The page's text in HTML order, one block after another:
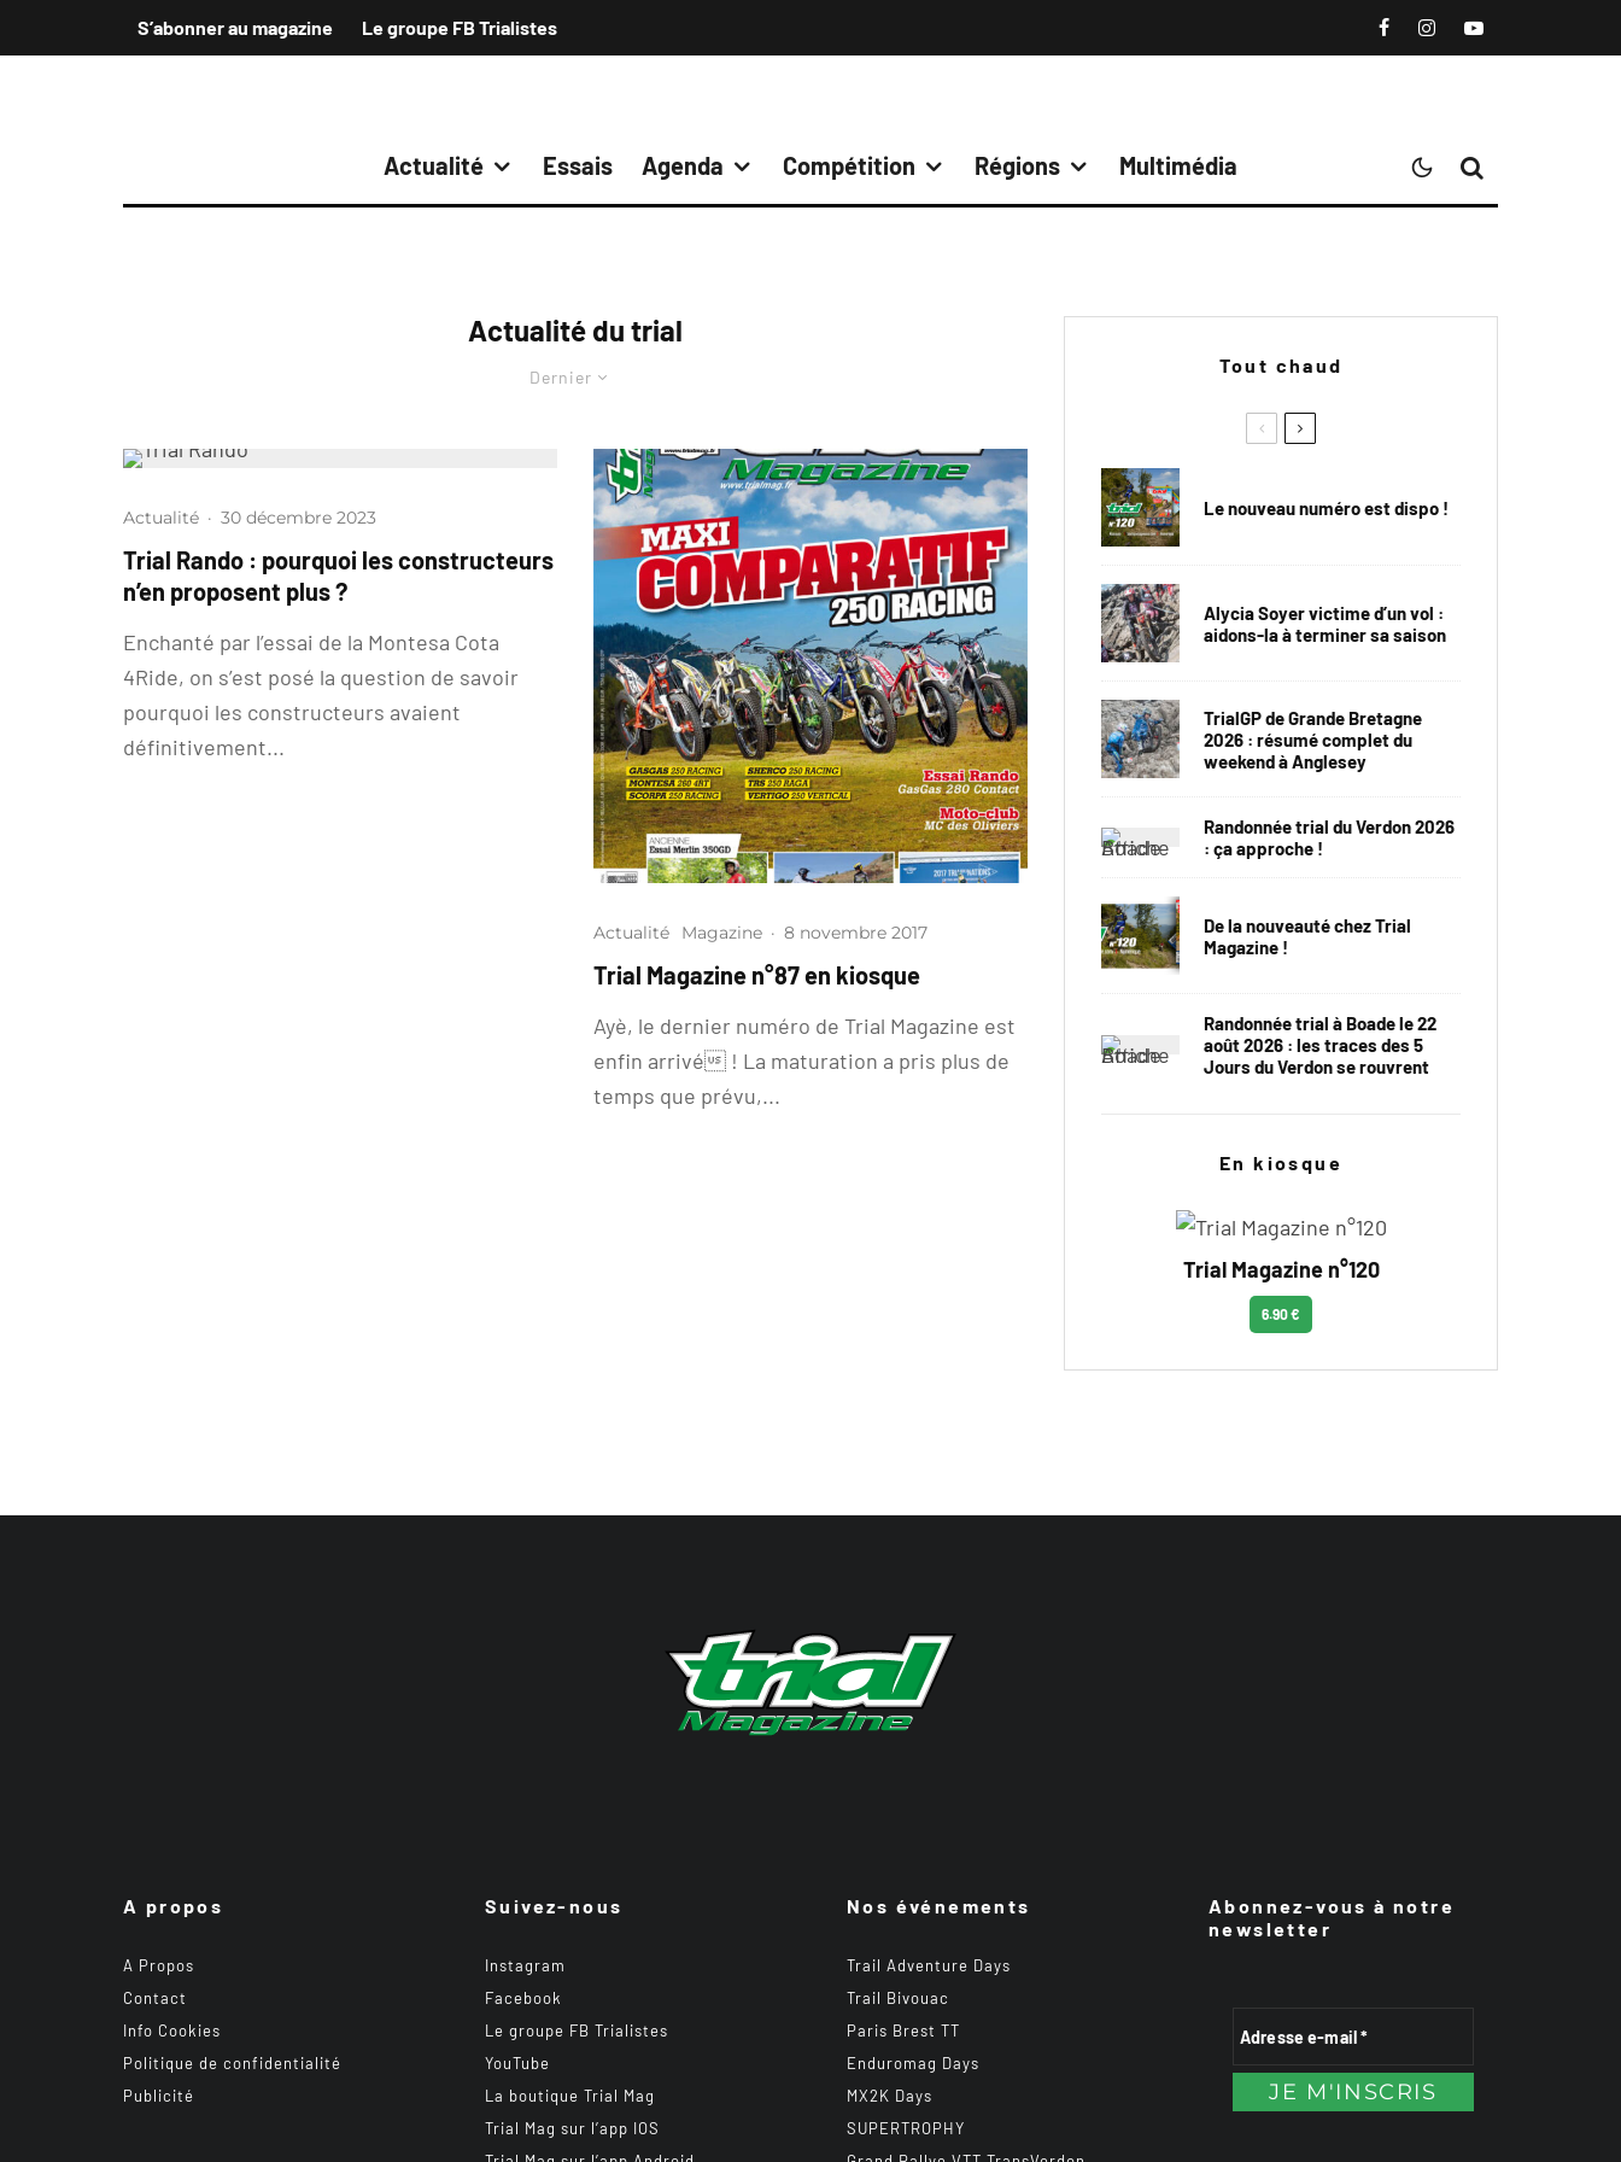
S’abonner au magazine Le groupe FB Trialistes
Actualité Essais Agenda Compétition Régions Multimédia
Actualité du trial
Dernier
Actualité · 30 décembre 2023
Trial Rando : pourquoi les constructeurs
n’en proposent plus ?
Enchanté par l’essai de la Montesa Cota
4Ride, on s’est posé la question de savoir
pourquoi les constructeurs avaient
définitivement...
Actualité Magazine · 8 novembre 2017
Trial Magazine n°87 en kiosque
Ayè, le dernier numéro de Trial Magazine est
enfin arrivé ! La maturation a pris plus de
temps que prévu,...
Tout chaud
Le nouveau numéro est dispo !
Alycia Soyer victime d’un vol :
aidons-la à terminer sa saison
TrialGP de Grande Bretagne
2026 : résumé complet du
weekend à Anglesey
Randonnée trial du Verdon 2026
: ça approche !
De la nouveauté chez Trial
Magazine !
Randonnée trial à Boade le 22
août 2026 : les traces des 5
Jours du Verdon se rouvrent
En kiosque
Trial Magazine n°120
6.90 €
A propos
A Propos
Contact
Info Cookies
Politique de confidentialité
Publicité
Suivez-nous
Instagram
Facebook
Le groupe FB Trialistes
YouTube
La boutique Trial Mag
Trial Mag sur l’app IOS
Nos événements
Trail Adventure Days
Trail Bivouac
Paris Brest TT
Enduromag Days
MX2K Days
SUPERTROPHY
Abonnez-vous à notre
newsletter